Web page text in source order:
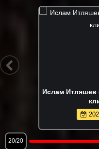
Enrasta -
1/20